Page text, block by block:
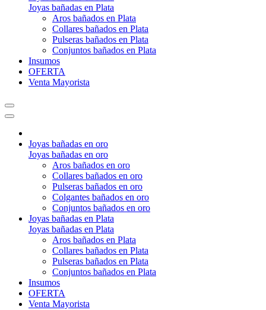
Joyas bañadas en Plata
Aros bañados en Plata
Collares bañados en Plata
Pulseras bañados en Plata
Conjuntos bañados en Plata
Insumos
OFERTA
Venta Mayorista
Joyas bañadas en oro
Joyas bañadas en oro
Aros bañados en oro
Collares bañados en oro
Pulseras bañados en oro
Colgantes bañados en oro
Conjuntos bañados en oro
Joyas bañadas en Plata
Joyas bañadas en Plata
Aros bañados en Plata
Collares bañados en Plata
Pulseras bañados en Plata
Conjuntos bañados en Plata
Insumos
OFERTA
Venta Mayorista